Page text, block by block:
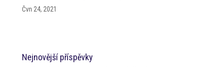
Čvn 24, 2021
Nejnovější příspěvky